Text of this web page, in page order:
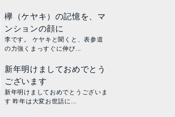
欅（ケヤキ）の記憶を、マ
ンションの顔に
李です。 ケヤキと聞くと、表参道
の力強くまっすぐに伸び...
新年明けましておめでとう
ございます
新年明けましておめでとうございま
す 昨年は大変お世話に...